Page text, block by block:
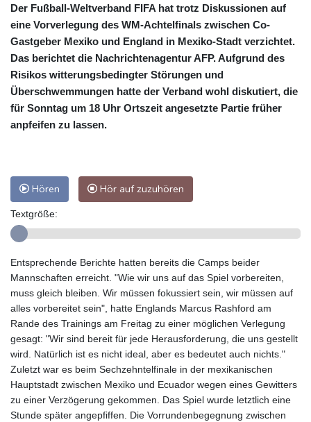
Der Fußball-Weltverband FIFA hat trotz Diskussionen auf
eine Vorverlegung des WM-Achtelfinals zwischen Co-
Gastgeber Mexiko und England in Mexiko-Stadt verzichtet.
Das berichtet die Nachrichtenagentur AFP. Aufgrund des
Risikos witterungsbedingter Störungen und
Überschwemmungen hatte der Verband wohl diskutiert, die
für Sonntag um 18 Uhr Ortszeit angesetzte Partie früher
anpfeifen zu lassen.
Hören Hör auf zuzuhören
Textgröße:
Entsprechende Berichte hatten bereits die Camps beider
Mannschaften erreicht. "Wie wir uns auf das Spiel vorbereiten,
muss gleich bleiben. Wir müssen fokussiert sein, wir müssen auf
alles vorbereitet sein", hatte Englands Marcus Rashford am
Rande des Trainings am Freitag zu einer möglichen Verlegung
gesagt: "Wir sind bereit für jede Herausforderung, die uns gestellt
wird. Natürlich ist es nicht ideal, aber es bedeutet auch nichts."
Zuletzt war es beim Sechzehntelfinale in der mexikanischen
Hauptstadt zwischen Mexiko und Ecuador wegen eines Gewitters
zu einer Verzögerung gekommen. Das Spiel wurde letztlich eine
Stunde später angepfiffen. Die Vorrundenbegegnung zwischen